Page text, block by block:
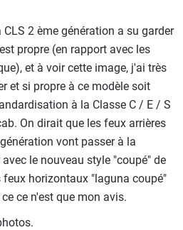
2 ème génération a su garder
propre (en rapport avec les
et à voir cette image, j'ai très
et si propre à ce modèle soit
à la Classe C / E / S
On dirait que les feux arrières
vont passer à la
le nouveau style "coupé" de
feux horizontaux "laguna coupé"
ce n'est que mon avis.